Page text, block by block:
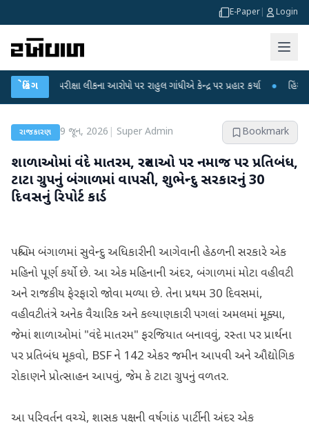
E-Paper Login
બ્રેકિંગ
પરીક્ષા લીકના આરોપો પર રાહુલ ગાંધીએ કેન્દ્ર પર પ્રહાર કર્યા ● હિંમતનગરમાં
રાજકારણ 9 જૂન, 2026 Super Admin Bookmark
શાળાઓમાં વંદે માતરમ, રસ્તાઓ પર નમાજ પર પ્રતિબંધ,
ટાટા ગ્રુપનું બંગાળમાં વાપસી, શુભેન્દુ સરકારનું 30
દિવસનું રિપોર્ટ કાર્ડ
પશ્ચિમ બંગાળમાં સુવેન્દુ અધિકારીની આગેવાની હેઠળની સરકારે એક
મહિનો પૂર્ણ કર્યો છે. આ એક મહિનાની અંદર, બંગાળમાં મોટા વહીવટી
અને રાજકીય ફેરફારો જોવા મળ્યા છે. તેના પ્રથમ 30 દિવસમાં,
વહીવટીતંત્રે અનેક વૈચારિક અને કલ્યાણકારી પગલાં અમલમાં મૂક્યા,
જેમાં શાળાઓમાં "વંદે માતરમ" ફરજિયાત બનાવવું, રસ્તા પર પ્રાર્થના
પર પ્રતિબંધ મૂકવો, BSF ને 142 એકર જમીન આપવી અને ઔદ્યોગિક
રોકાણને પ્રોત્સાહન આપવું, જેમ કે ટાટા ગ્રુપનું વળતર.
આ પરિવર્તન વચ્ચે, શાસક પક્ષની વર્ષગાંઠ પાર્ટીની અંદર એક